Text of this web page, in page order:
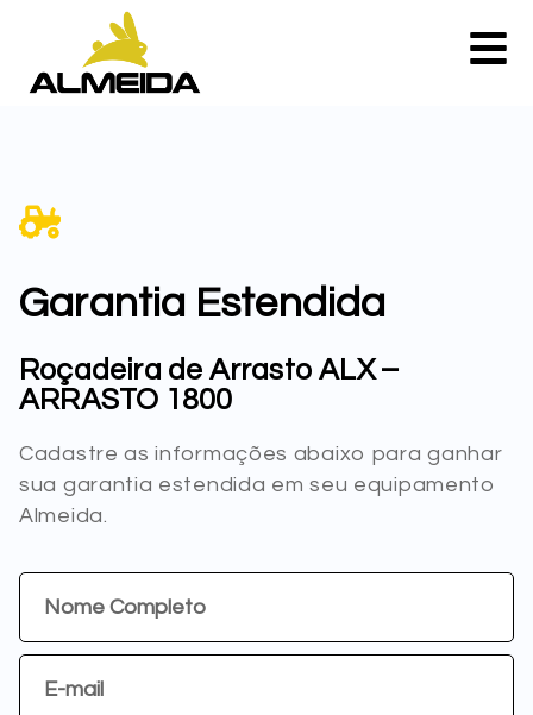
Garantia Estendida
Roçadeira de Arrasto ALX –
ARRASTO 1800
Cadastre as informações abaixo para ganhar
sua garantia estendida em seu equipamento
Almeida.